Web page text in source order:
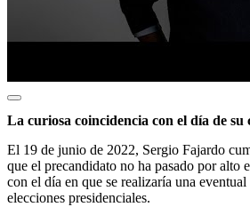
La curiosa coincidencia con el día de su
El 19 de junio de 2022, Sergio Fajardo
que el precandidato no ha pasado por alto
con el día en que se realizaría una
elecciones presidenciales.